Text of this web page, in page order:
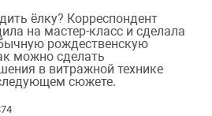
ёлку? Корреспондент
на мастер-класс и сделала
рождественскую
можно сделать
в витражной технике
сюжете.